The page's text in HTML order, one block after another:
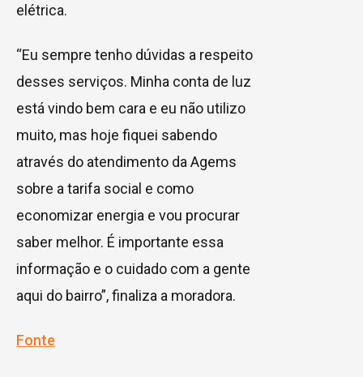
elétrica.
“Eu sempre tenho dúvidas a respeito
desses serviços. Minha conta de luz
está vindo bem cara e eu não utilizo
muito, mas hoje fiquei sabendo
através do atendimento da Agems
sobre a tarifa social e como
economizar energia e vou procurar
saber melhor. É importante essa
informação e o cuidado com a gente
aqui do bairro”, finaliza a moradora.
Fonte